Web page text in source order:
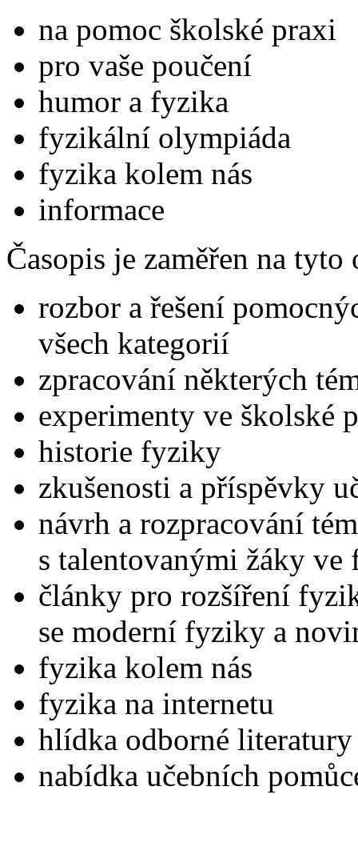
na pomoc školské praxi
pro vaše poučení
humor a fyzika
fyzikální olympiáda
fyzika kolem nás
informace
Časopis je zaměřen na
rozbor a řešení
všech kategorií
zpracování některých
experimenty ve školské
historie fyziky
zkušenosti a příspěvky
návrh a rozpracování
s talentovanými žáky
články pro rozšíření
se moderní fyziky a
fyzika kolem nás
fyzika na internetu
hlídka odborné literatury
nabídka učebních